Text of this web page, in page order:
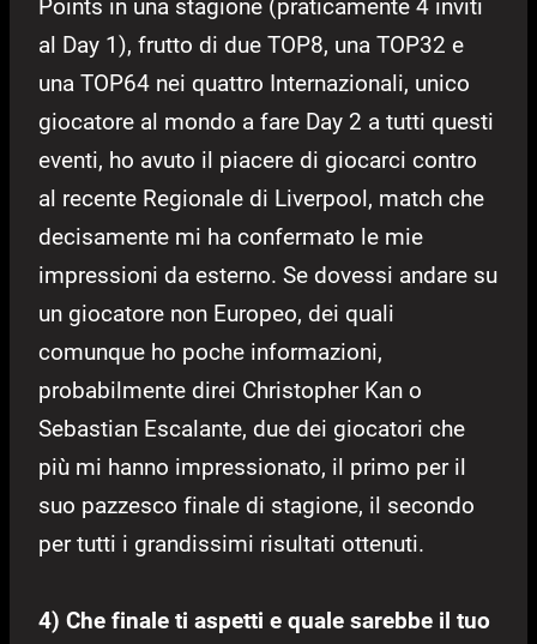
Points in una stagione (praticamente 4 inviti
al Day 1), frutto di due TOP8, una TOP32 e
una TOP64 nei quattro Internazionali, unico
giocatore al mondo a fare Day 2 a tutti questi
eventi, ho avuto il piacere di giocarci contro
al recente Regionale di Liverpool, match che
decisamente mi ha confermato le mie
impressioni da esterno. Se dovessi andare su
un giocatore non Europeo, dei quali
comunque ho poche informazioni,
probabilmente direi Christopher Kan o
Sebastian Escalante, due dei giocatori che
più mi hanno impressionato, il primo per il
suo pazzesco finale di stagione, il secondo
per tutti i grandissimi risultati ottenuti.
4) Che finale ti aspetti e quale sarebbe il tuo